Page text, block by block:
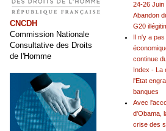
24-26 Juin
Abandon
G20
Il n'y a
continue
Index - La
l'Etat
banques
Avec
d'Obama,
crise des
CNCDH
Commission Nationale
Consultative des Droits
de l'Homme